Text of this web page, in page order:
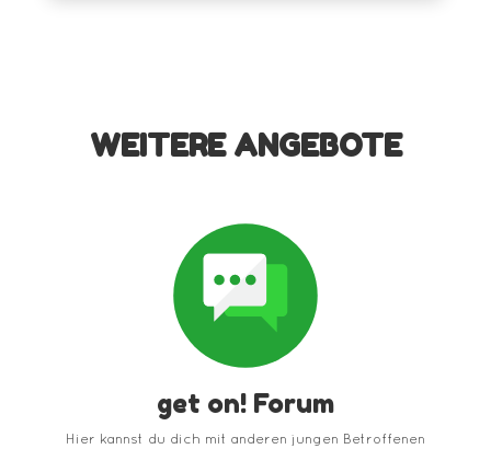
WEITERE ANGEBOTE
get on! Forum
Hier kannst du dich mit anderen jungen Betroffenen